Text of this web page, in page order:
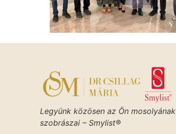
Legyünk közösen az Ön mosolyának
szobrászai – Smylist®